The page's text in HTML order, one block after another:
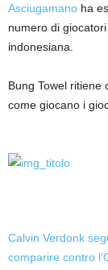
Asciugamano ha
numero di
indonesiana.
Bung Towel ritiene
come giocano i
Calvin Verdonk
comparire contro